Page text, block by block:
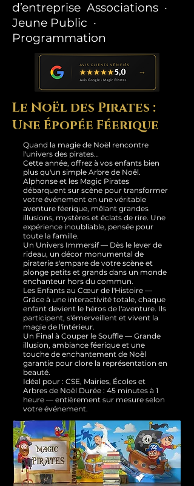
d’entreprise Associations ·
Jeune Public ·
Programmation
Le Noël des Pirates :
Une Épopée Féerique
Quand la magie de Noël rencontre
l'univers des pirates…
Cette année, offrez à vos enfants bien
plus qu'un simple Arbre de Noël.
Alphonse et les Magic Pirates
débarquent sur scène pour transformer
votre événement en une véritable
aventure féerique, mêlant grandes
illusions, mystères et éclats de rire. Une
expérience inoubliable, pensée pour
toute la famille.
Un Univers Immersif — Dès le lever de
rideau, un décor monumental de
piraterie s'empare de votre scène et
plonge petits et grands dans un monde
enchanteur hors du commun.
Les Enfants au Cœur de l'Histoire —
Grâce à une interactivité totale, chaque
enfant devient le héros de l'aventure. Ils
participent, s'émerveillent et vivent la
magie de l'intérieur.
Un Final à Couper le Souffle — Grande
illusion, ambiance féerique et une
touche de enchantement de Noël
garantie pour clore la représentation en
beauté.
Idéal pour : CSE, Mairies, Écoles et
Arbres de Noël Durée : 45 minutes à 1
heure — entièrement sur mesure selon
votre événement.